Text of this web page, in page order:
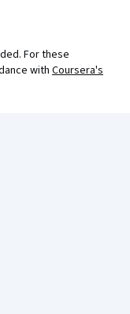
For these
with Coursera's